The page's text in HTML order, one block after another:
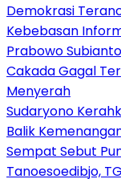
Demokrasi
Kebebasan
Prabowo
Cakada Gagal
Menyerah
Sudaryono
Balik
Sempat Sebut
Tanoesoedibjo,